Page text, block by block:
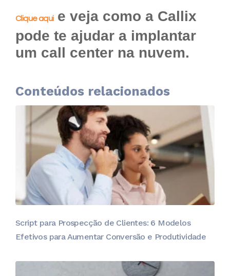
Clique aquie veja como a Callix
pode te ajudar a implantar
um call center na nuvem.
Conteúdos relacionados
Script para Prospecção de Clientes: 6 Modelos
Efetivos para Aumentar Conversão e Produtividade